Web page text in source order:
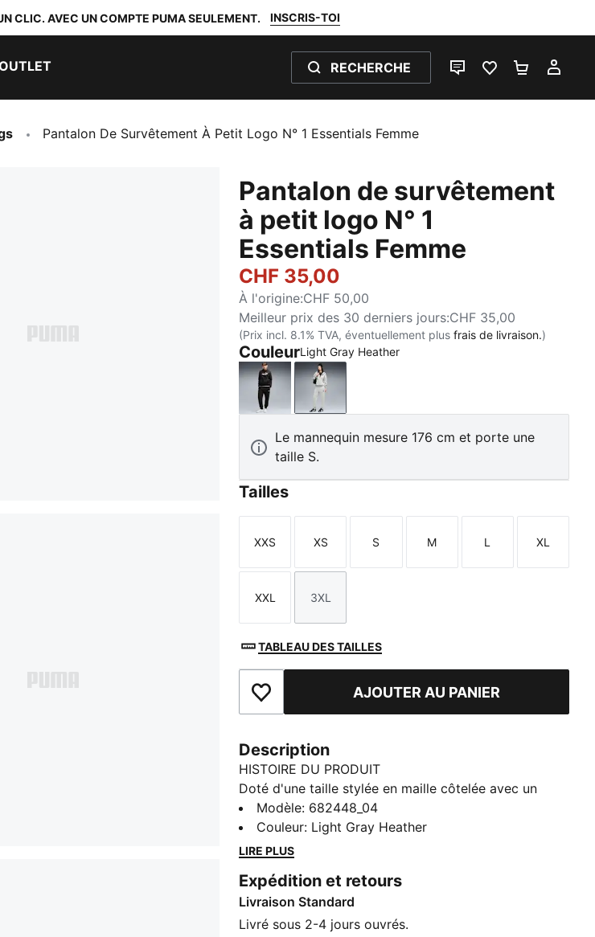
CLIC. AVEC UN COMPTE PUMA SEULEMENT. INSCRIS-TOI
RECHERCHE
LIVE CHATFAVORIS 0PANIER 0
Pantalon De Survêtement À Petit Logo N° 1 Essentials Femme
Pantalon de survêtement
à petit logo N° 1
Essentials Femme
CHF 35,00
À l'origine:CHF 50,00
Meilleur prix des 30 derniers jours:CHF 35,00
(Prix incl. 8.1% TVA, éventuellement plusfrais de livraison.)
CouleurLight Gray Heather
PUMA BlackLight Gray Heather
Le mannequin mesure 176 cm et porte une
taille S.
Tailles
Taille
XXS
Taille
XS
Taille
S
Taille
M
Taille
L
Taille
XL
Taille
XXL
Taille
3XL
TABLEAU DES TAILLES
Ajouter aux favorisAJOUTER AU PANIER
Description
HISTOIRE DU PRODUIT
Doté d'une taille stylée en maille côtelée avec un
cordon de serrage interne pour personnaliser
l’ajustement, ce pantalon de survêtement PUMA est
l’allié idéal. Les poches sur les coutures latérales sont
brodé ajoute une touche sportswear stylée à ton
look.
CARACTÉRISTIQUES + AVANTAGES
Modèle: 682448_04
Couleur: Light Gray Heather
LIRE PLUS
Expédition et retours
Livraison Standard
Livré sous 2-4 jours ouvrés.